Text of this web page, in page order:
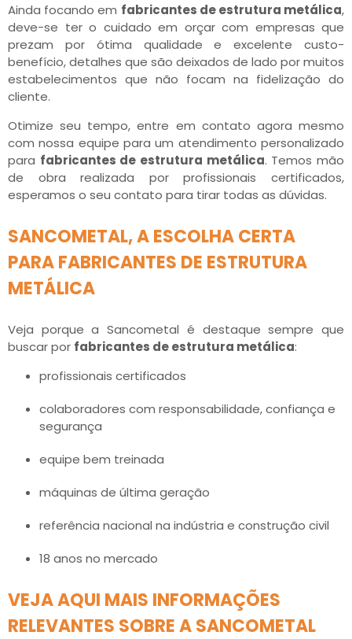
Ainda focando em fabricantes de estrutura metálica,
deve-se ter o cuidado em orçar com empresas que
prezam por ótima qualidade e excelente custo-
benefício, detalhes que são deixados de lado por muitos
estabelecimentos que não focam na fidelização do
cliente.
Otimize seu tempo, entre em contato agora mesmo
com nossa equipe para um atendimento personalizado
para fabricantes de estrutura metálica. Temos mão
de obra realizada por profissionais certificados,
esperamos o seu contato para tirar todas as dúvidas.
SANCOMETAL, A ESCOLHA CERTA
PARA FABRICANTES DE ESTRUTURA
METÁLICA
Veja porque a Sancometal é destaque sempre que
buscar por fabricantes de estrutura metálica:
profissionais certificados
colaboradores com responsabilidade, confiança e
segurança
equipe bem treinada
máquinas de última geração
referência nacional na indústria e construção civil
18 anos no mercado
VEJA AQUI MAIS INFORMAÇÕES
RELEVANTES SOBRE A SANCOMETAL